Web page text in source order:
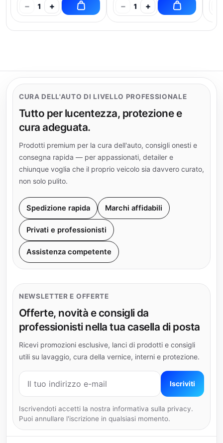
− 1 + − 1 +
CURA DELL'AUTO DI LIVELLO PROFESSIONALE
Tutto per lucentezza, protezione e
cura adeguata.
Prodotti premium per la cura dell'auto, consigli onesti e
consegna rapida — per appassionati, detailer e
chiunque voglia che il proprio veicolo sia davvero curato,
non solo pulito.
Spedizione rapida Marchi affidabili
Privati e professionisti
Assistenza competente
NEWSLETTER E OFFERTE
Offerte, novità e consigli da
professionisti nella tua casella di posta
Ricevi promozioni esclusive, lanci di prodotti e consigli
utili su lavaggio, cura della vernice, interni e protezione.
Indirizzo e-mail
Iscriviti
Iscrivendoti accetti la nostra informativa sulla privacy.
Puoi annullare l'iscrizione in qualsiasi momento.